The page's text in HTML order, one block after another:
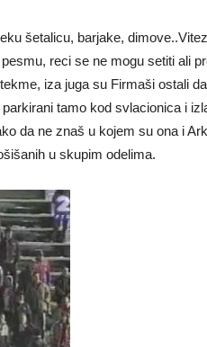
šetalicu, barjake,
reci se ne mogu setiti ali
iza juga su Firmaši ostali
tamo kod svlacionica i
da ne znaš u kojem su ona i
u skupim odelima.